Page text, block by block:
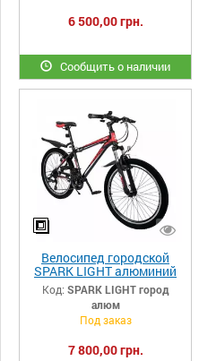
6 500,00 грн.
Сообщить о наличии
Велосипед городской
SPARK LIGHT алюминий
колеса 24 "
Код: SPARK LIGHT город
алюм
Под заказ
7 800,00 грн.